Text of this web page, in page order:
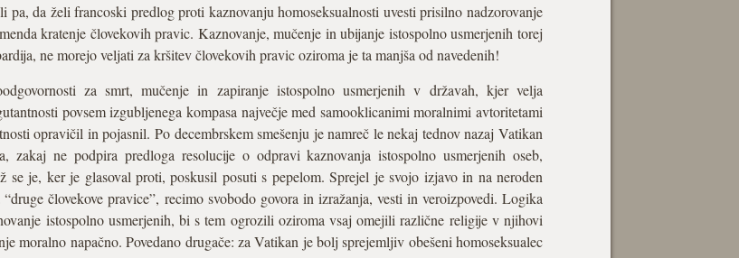
da želi francoski predlog proti kaznovanju homoseksualnosti uvesti prisilno nadzorovanje
kratenje človekovih pravic. Kaznovanje, mučenje in ubijanje istospolno usmerjenih torej
ne morejo veljati za kršitev človekovih pravic oziroma je ta manjša od navedenih!
za smrt, mučenje in zapiranje istospolno usmerjenih v državah, kjer velja
povsem izgubljenega kompasa največje med samooklicanimi moralnimi avtoritetami
opravičil in pojasnil. Po decembrskem smešenju je namreč le nekaj tednov nazaj Vatikan
zakaj ne podpira predloga resolucije o odpravi kaznovanja istospolno usmerjenih oseb,
se je, ker je glasoval proti, poskusil posuti s pepelom. Sprejel je svojo izjavo in na neroden
človekove pravice”, recimo svobodo govora in izražanja, vesti in veroizpovedi. Logika
istospolno usmerjenih, bi s tem ogrozili oziroma vsaj omejili različne religije v njihovi
moralno napačno. Povedano drugače: za Vatikan je bolj sprejemljiv obešeni homoseksualec